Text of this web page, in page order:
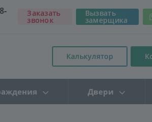
Заказать
звонок
Вызвать
замерщика
Калькулятор
Двери